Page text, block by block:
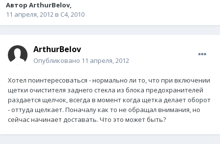
Автор ArthurBelov,
11 апреля, 2012 в C4, 2010
ArthurBelov
Опубликовано 11 апреля, 2012
Хотел поинтересоваться - нормально ли то, что при включении
щетки очистителя заднего стекла из блока предохранителей
раздается щелчок, всегда в момент когда щетка делает оборот
- оттуда щелкает. Поначалу как то не обращал внимания, но
сейчас начинает доставать. Что это может быть?